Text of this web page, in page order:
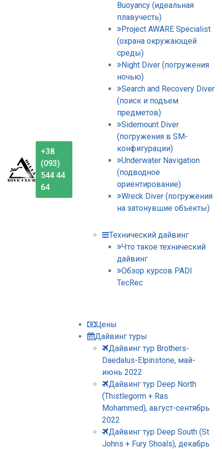
+38
(093)
544 44
64
Buoyancy (идеальная
плавучесть)
Project AWARE Specialist
(охрана окружающей
среды)
Night Diver (погружения
ночью)
Search and Recovery Diver
(поиск и подъем
предметов)
Sidemount Diver
(погружения в SM-
конфигурации)
Underwater Navigation
(подводное
ориентирование)
Wreck Diver (погружения
на затонувшие объекты)
Технический дайвинг
Что такое технический
дайвинг
Обзор курсов PADI
TecRec
Цены
Дайвинг туры
Дайвинг тур Brothers-
Daedalus-Elpinstone, май-
июнь 2022
Дайвинг тур Deep North
(Thistlegorm + Ras
Mohammed), август-сентябрь
2022
Дайвинг тур Deep South (St
Johns + Fury Shoals), декабрь